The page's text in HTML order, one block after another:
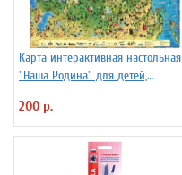
Карта интерактивная настольная
"Наша Родина" для детей,
200 р.